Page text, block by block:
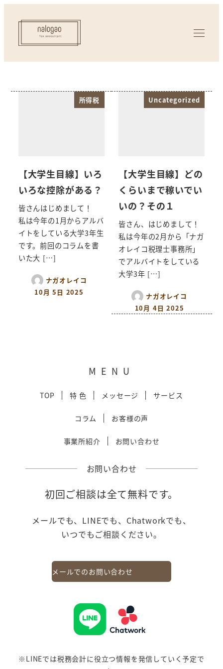
所得税
【大学生目線】いろ
いろな控除がある？
皆さんはじめまして！
私は今年の1月からアルバ
イトをしている大学3年生
です。前回のコラムを書
いた大 […]
ナガオレイコ
10月 5日 2025
Uncategorized
【大学生目線】どの
くらいまで稼いでい
いの？その１
皆さん、はじめまして！
私は今年の2月から「ナガ
オレイコ税理士事務所」
でアルバイトをしている
大学3年 […]
ナガオレイコ
10月 4日 2025
MENU
TOP 特 色 メッセージ サービス
コラム お客様の声
事業所紹介 お問い合わせ
お問い合わせ
初回ご相談は全て無料です。
メールでも、LINEでも、Chatworkでも、
いつでもご相談ください。
メールでのお問い合わせ
※LINEでは税務会計に役立つ情報を発信していく予定で